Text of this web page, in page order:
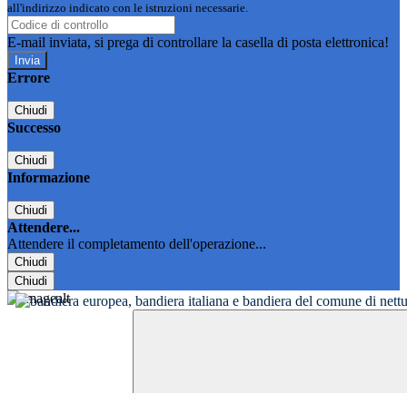
all'indirizzo indicato con le istruzioni necessarie.
E-mail inviata, si prega di controllare la casella di posta elettronica!
Errore
Chiudi
Successo
Chiudi
Informazione
Chiudi
Attendere...
Attendere il completamento dell'operazione...
Chiudi
Chiudi